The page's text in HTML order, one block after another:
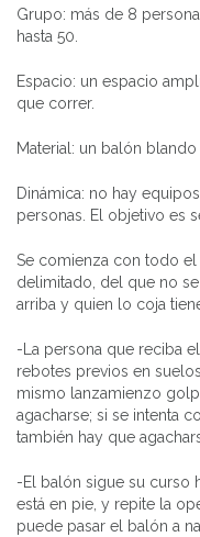
Grupo: más de 8
hasta 50.
Espacio: un espacio
que correr.
Material: un balón
Dinámica: no hay
personas. El objetivo es
Se comienza con todo
delimitado, del que no
arriba y quien lo coja
-La persona que reciba
rebotes previos en
mismo lanzamienzo
agacharse; si se intenta
también hay que
-El balón sigue su curso
está en pie, y repite la
puede pasar el balón a